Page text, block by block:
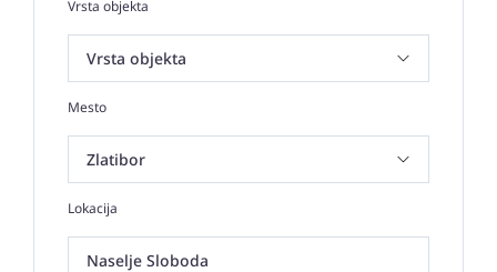
Vrsta objekta
Mesto
Lokacija
Naselje Sloboda